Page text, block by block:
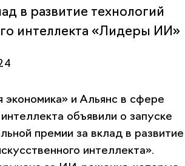
в развитие технологий
интеллекта «Лидеры ИИ»
и Альянс в сфере
объявили о запуске
премии за вклад в развитие
интеллекта».